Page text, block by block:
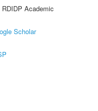
Academic
Scholar